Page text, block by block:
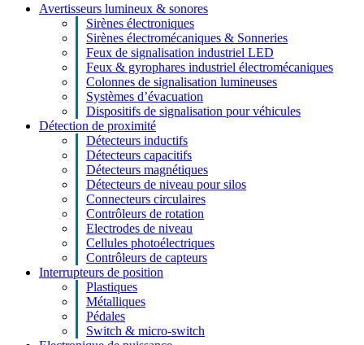
Avertisseurs lumineux & sonores
Sirènes électroniques
Sirènes électromécaniques & Sonneries
Feux de signalisation industriel LED
Feux & gyrophares industriel électromécaniques
Colonnes de signalisation lumineuses
Systèmes d’évacuation
Dispositifs de signalisation pour véhicules
Détection de proximité
Détecteurs inductifs
Détecteurs capacitifs
Détecteurs magnétiques
Détecteurs de niveau pour silos
Connecteurs circulaires
Contrôleurs de rotation
Electrodes de niveau
Cellules photoélectriques
Contrôleurs de capteurs
Interrupteurs de position
Plastiques
Métalliques
Pédales
Switch & micro-switch